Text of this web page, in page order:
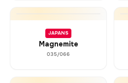
JAPANS
Magnemite
035/066